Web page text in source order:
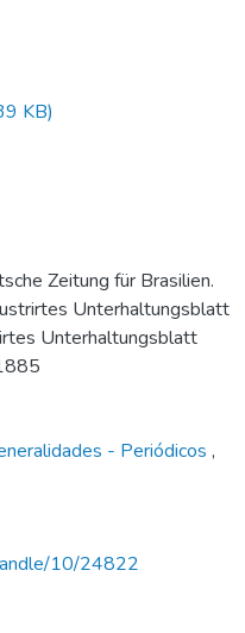
KB)
Zeitung für Brasilien.
Unterhaltungsblatt
Unterhaltungsblatt
- Periódicos ,
10/24822